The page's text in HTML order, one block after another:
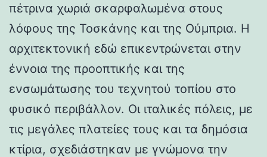
πέτρινα χωριά σκαρφαλωμένα στους
λόφους της Τοσκάνης και της Ούμπρια. Η
αρχιτεκτονική εδώ επικεντρώνεται στην
έννοια της προοπτικής και της
ενσωμάτωσης του τεχνητού τοπίου στο
φυσικό περιβάλλον. Οι ιταλικές πόλεις, με
τις μεγάλες πλατείες τους και τα δημόσια
κτίρια, σχεδιάστηκαν με γνώμονα την